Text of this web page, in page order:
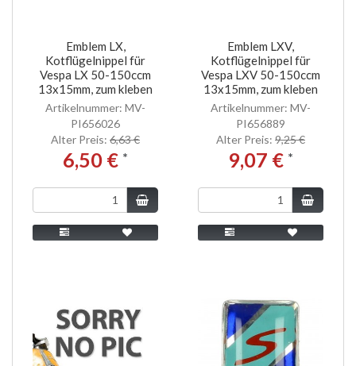
Emblem LX,
Kotflügelnippel für
Vespa LX 50-150ccm
13x15mm, zum kleben
Artikelnummer: MV-
PI656026
Alter Preis: 6,63 €
6,50 € *
Emblem LXV,
Kotflügelnippel für
Vespa LXV 50-150ccm
13x15mm, zum kleben
Artikelnummer: MV-
PI656889
Alter Preis: 9,25 €
9,07 € *